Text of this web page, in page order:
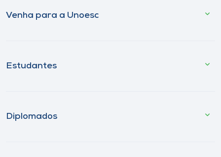
Venha para a Unoesc
Estudantes
Diplomados